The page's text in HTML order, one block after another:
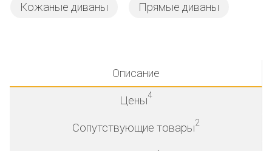
Кожаные диваны Прямые диваны
Описание
Цены4
Сопутствующие товары2